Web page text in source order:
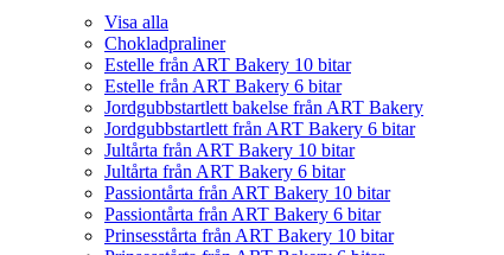
Visa alla
Chokladpraliner
Estelle från ART Bakery 10 bitar
Estelle från ART Bakery 6 bitar
Jordgubbstartlett bakelse från ART Bakery
Jordgubbstartlett från ART Bakery 6 bitar
Jultårta från ART Bakery 10 bitar
Jultårta från ART Bakery 6 bitar
Passiontårta från ART Bakery 10 bitar
Passiontårta från ART Bakery 6 bitar
Prinsesstårta från ART Bakery 10 bitar